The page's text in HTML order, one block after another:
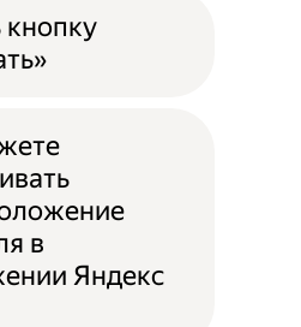
в
Яндекс